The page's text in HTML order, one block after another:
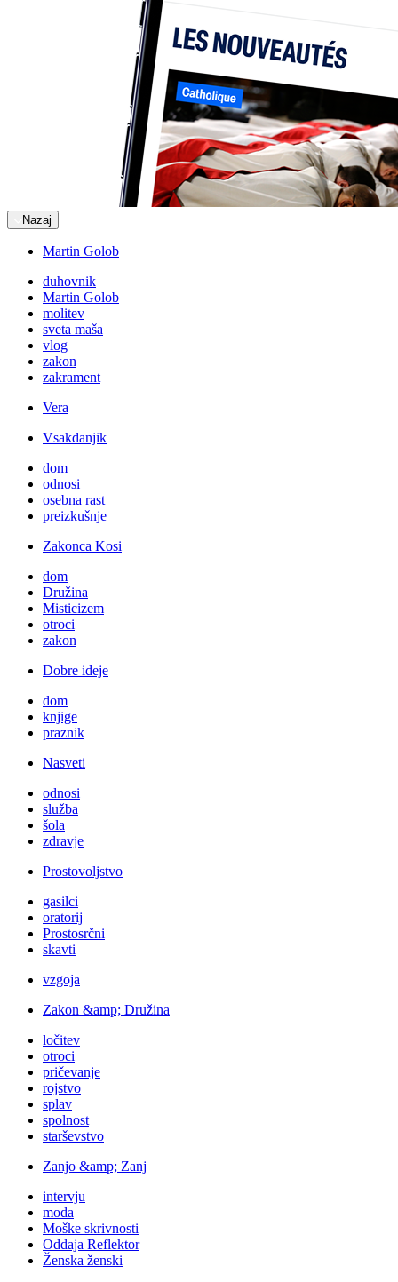
Nazaj
Martin Golob
duhovnik
Martin Golob
molitev
sveta maša
vlog
zakon
zakrament
Vera
Vsakdanjik
dom
odnosi
osebna rast
preizkušnje
Zakonca Kosi
dom
Družina
Misticizem
otroci
zakon
Dobre ideje
dom
knjige
praznik
Nasveti
odnosi
služba
šola
zdravje
Prostovoljstvo
gasilci
oratorij
Prostosrčni
skavti
vzgoja
Zakon &amp; Družina
ločitev
otroci
pričevanje
rojstvo
splav
spolnost
starševstvo
Zanjo &amp; Zanj
intervju
moda
Moške skrivnosti
Oddaja Reflektor
Ženska ženski